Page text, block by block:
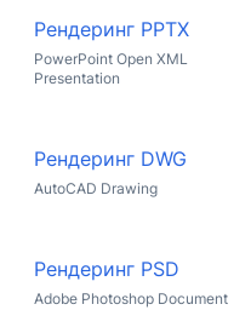
Рендеринг PPTX
PowerPoint Open XML
Presentation
Рендеринг DWG
AutoCAD Drawing
Рендеринг PSD
Adobe Photoshop Document